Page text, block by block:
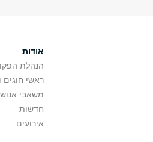
אודות
הנהלת
ראשי חוגים
משאבי אנוש
חדשות
אירועים